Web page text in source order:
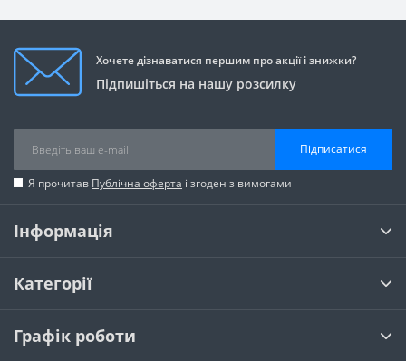
Хочете дізнаватися першим про акції і знижки?
Підпишіться на нашу розсилку
Підписатися
Я прочитав Публічна оферта і згоден з вимогами
Інформація
Категорії
Графік роботи